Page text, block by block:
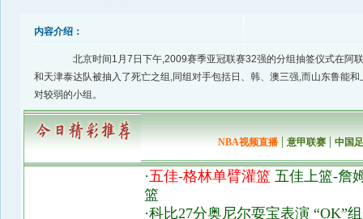
内容介绍：
北京时间1月7日下午,2009赛季亚冠联赛32强的分组抽签仪式在阿
和天津泰达队被抽入了死亡之组,同组对手包括日、韩、澳三强,而山东鲁能
对较弱的小组。